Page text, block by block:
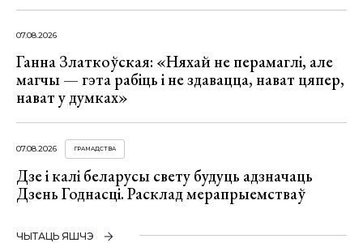
07.08.2026
Ганна Златкоўская: «Няхай не перамаглі, але
магчы — гэта рабіць і не здавацца, нават цяпер,
нават у думках»
07.08.2026 ГРАМАДСТВА
Дзе і калі беларусы свету будуць адзначаць
Дзень Годнасці. Расклад мерапрыемстваў
ЧЫТАЦЬ ЯШЧЭ